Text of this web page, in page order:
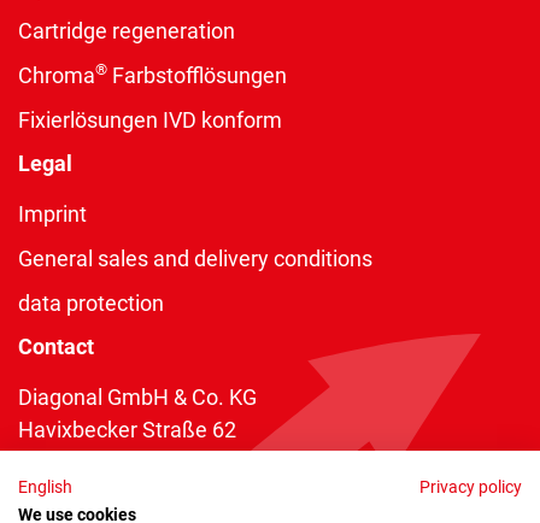
Cartridge regeneration
Chroma® Farbstofflösungen
Fixierlösungen IVD konform
Legal
Imprint
General sales and delivery conditions
data protection
Contact
Diagonal GmbH & Co. KG
Havixbecker Straße 62
Telefon:+49 2534 970 216
English
Privacy policy
We use cookies